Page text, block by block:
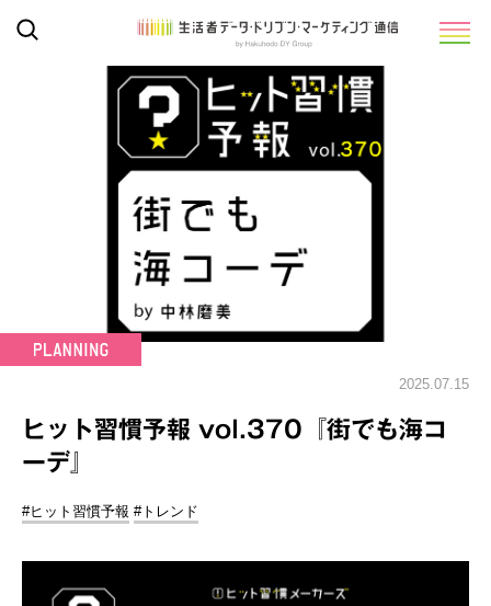
2025.07.15
ヒット習慣予報 vol.370『街でも海コ
ーデ』
#ヒット習慣予報 #トレンド